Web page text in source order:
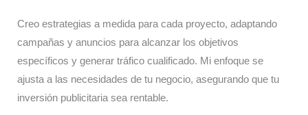
Creo estrategias a medida para cada proyecto, adaptando
campañas y anuncios para alcanzar los objetivos
específicos y generar tráfico cualificado. Mi enfoque se
ajusta a las necesidades de tu negocio, asegurando que tu
inversión publicitaria sea rentable.